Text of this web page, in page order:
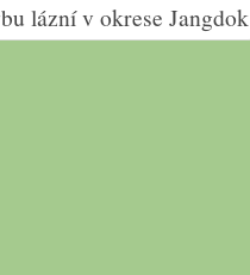
lázní v okrese Jangdok